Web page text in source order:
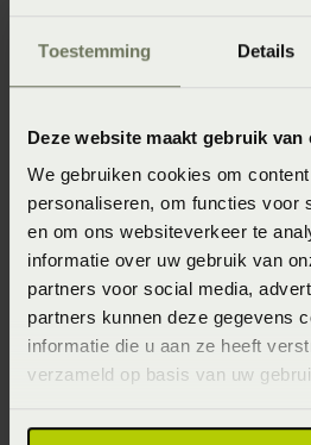
Toestemming Details
Deze website maakt gebruik van
We gebruiken cookies om
personaliseren, om functies voor
en om ons websiteverkeer te
informatie over uw gebruik van
partners voor social media,
partners kunnen deze gegevens
informatie die u aan ze heeft
verzameld op basis van uw
Tip 4 – Verander
onder te veel dekens slaapt. Dit
bestempeld als nachtzweten. Je
het nachtzweten af komen door
beddengoed te slapen.
Het beste dekbed en